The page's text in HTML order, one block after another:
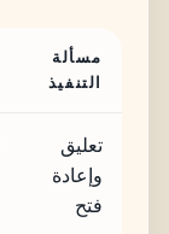
مسألة
التنفيذ
تعليق
وإعادة
فتح